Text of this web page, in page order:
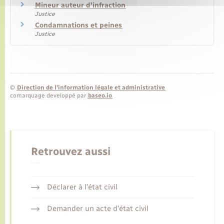
Mineur auteur d'infraction
Justice
Condamnations et peines
Justice
© Direction de l’information légale et administrative
comarquage developpé par baseo.io
Retrouvez aussi
Déclarer à l’état civil
Demander un acte d’état civil